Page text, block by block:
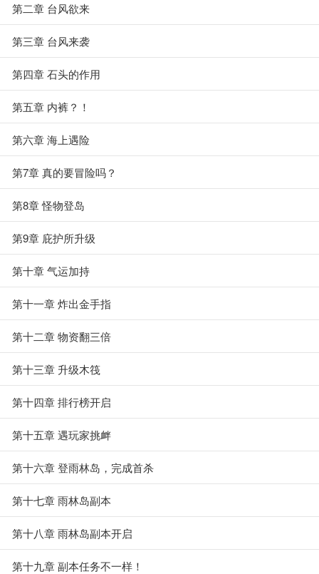
第二章 台风欲来
第三章 台风来袭
第四章 石头的作用
第五章 内裤？！
第六章 海上遇险
第7章 真的要冒险吗？
第8章 怪物登岛
第9章 庇护所升级
第十章 气运加持
第十一章 炸出金手指
第十二章 物资翻三倍
第十三章 升级木筏
第十四章 排行榜开启
第十五章 遇玩家挑衅
第十六章 登雨林岛，完成首杀
第十七章 雨林岛副本
第十八章 雨林岛副本开启
第十九章 副本任务不一样！